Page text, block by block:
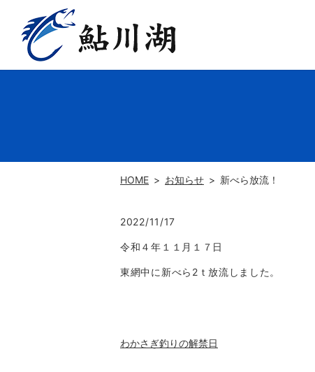
HOME お知らせ 新べら放流！
2022/11/17
令和４年１１月１７日
東網中に新べら2ｔ放流しました。
わかさぎ釣りの解禁日